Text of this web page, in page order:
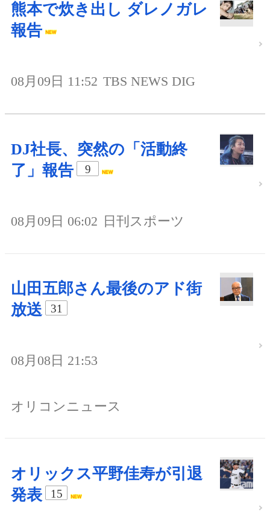
熊本で炊き出し ダレノガレ
報告
08月09日 11:52 TBS NEWS DIG
DJ社長、突然の「活動終
了」報告
9
08月09日 06:02 日刊スポーツ
山田五郎さん最後のアド街
放送
31
08月08日 21:53
オリコンニュース
オリックス平野佳寿が引退
発表
15